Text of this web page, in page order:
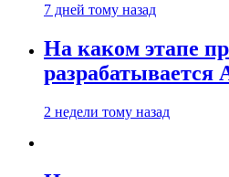
7 дней тому назад
На каком этапе
разрабатывается
2 недели тому назад